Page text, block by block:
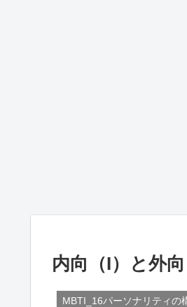
内向（I）と外向
MBTI_16パーソナリティの